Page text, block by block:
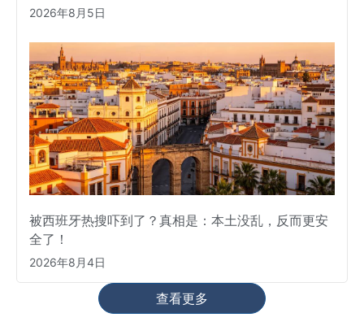
2026年8月5日
被西班牙热搜吓到了？真相是：本土没乱，反而更安
全了！
2026年8月4日
查看更多